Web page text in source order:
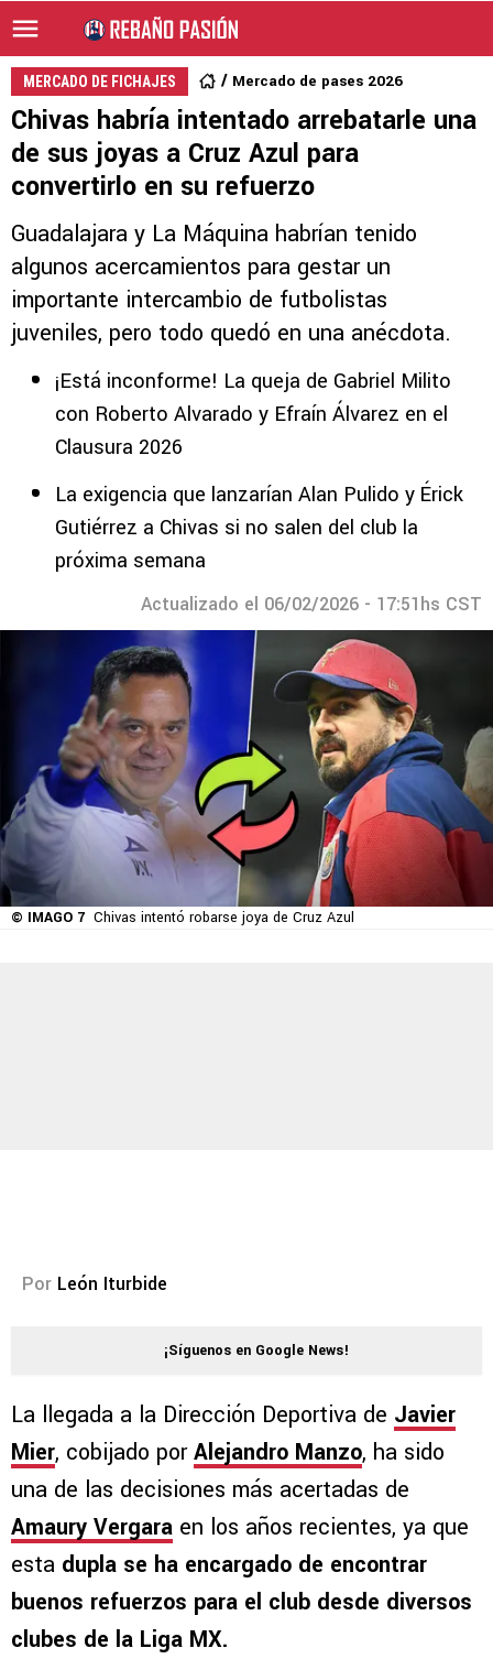
MERCADO DE FICHAJES Mercado de pases 2026
Chivas habría intentado arrebatarle una
de sus joyas a Cruz Azul para
convertirlo en su refuerzo
Guadalajara y La Máquina habrían tenido
algunos acercamientos para gestar un
importante intercambio de futbolistas
juveniles, pero todo quedó en una anécdota.
¡Está inconforme! La queja de Gabriel Milito
con Roberto Alvarado y Efraín Álvarez en el
Clausura 2026
La exigencia que lanzarían Alan Pulido y Érick
Gutiérrez a Chivas si no salen del club la
próxima semana
Actualizado el 06/02/2026 - 17:51hs CST
© IMAGO 7 Chivas intentó robarse joya de Cruz Azul
Por León Iturbide
¡Síguenos en Google News!
La llegada a la Dirección Deportiva de Javier
Mier, cobijado porAlejandro Manzo, ha sido
una de las decisiones más acertadas de
Amaury Vergara en los años recientes, ya que
esta dupla se ha encargado de encontrar
buenos refuerzos para el club desde diversos
clubes de la Liga MX.